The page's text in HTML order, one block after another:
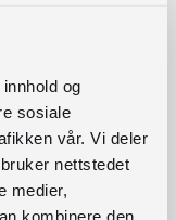
og
sosiale
vår. Vi deler
nettstedet
medier,
kombinere den
for
samarbeidet,
om å lykkes
år,